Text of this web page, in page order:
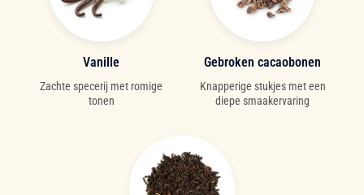
Vanille
Zachte specerij met romige
tonen
Gebroken cacaobonen
Knapperige stukjes met een
diepe smaakervaring